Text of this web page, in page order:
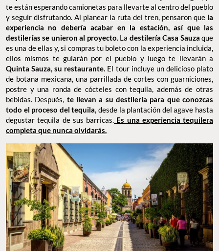
te están esperando camionetas para llevarte al centro del pueblo
y seguir disfrutando. Al planear la ruta del tren, pensaron que la
experiencia no debería acabar en la estación, así que las
destilerías se unieron al proyecto.La destilería Casa Sauzaque
es una de ellas y, si compras tu boleto con la experiencia incluida,
ellos mismos te guiarán por el pueblo y luego te llevarán a
Quinta Sauza, su restaurante. El tour incluye un delicioso plato
de botana mexicana, una parrillada de cortes con guarniciones,
postre y una ronda de cócteles con tequila, además de otras
bebidas. Después, te llevan a su destilería para que conozcas
todo el proceso del tequila, desde la plantación del agave hasta
degustar tequila de sus barricas. Es una experiencia tequilera
completa que nunca olvidarás.